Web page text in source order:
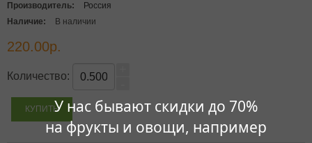
У нас бывают скидки до 70%
на фрукты и овощи, например
Производитель:
Россия
Наличие:
В наличии
220.00р.
Количество: